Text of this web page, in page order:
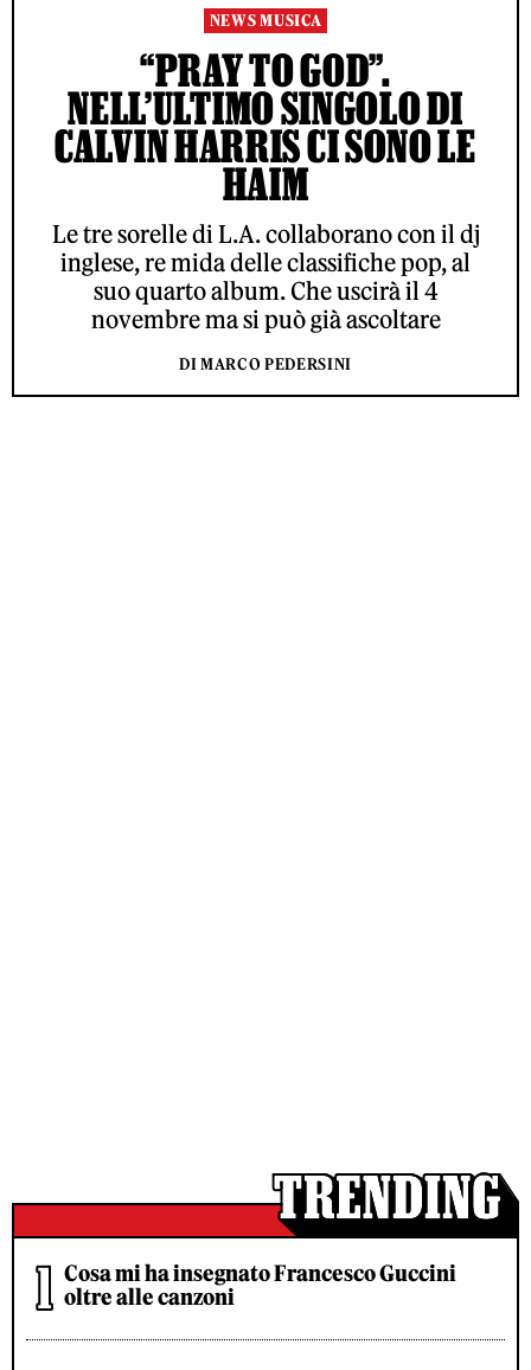
NEWS MUSICA
“PRAY TO GOD”.
NELL’ULTIMO SINGOLO DI
CALVIN HARRIS CI SONO LE
HAIM
Le tre sorelle di L.A. collaborano con il dj
inglese, re mida delle classifiche pop, al
suo quarto album. Che uscirà il 4
novembre ma si può già ascoltare
DI MARCO PEDERSINI
Cosa mi ha insegnato Francesco Guccini
oltre alle canzoni